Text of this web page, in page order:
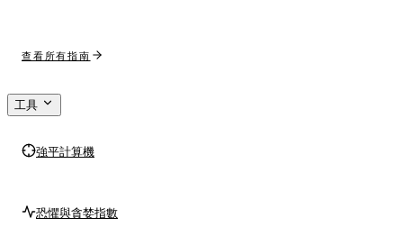
查看所有指南
工具
強平計算機
恐懼與貪婪指數